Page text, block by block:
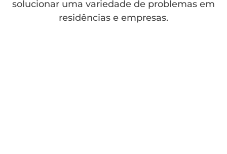
solucionar uma variedade de problemas em
residências e empresas.